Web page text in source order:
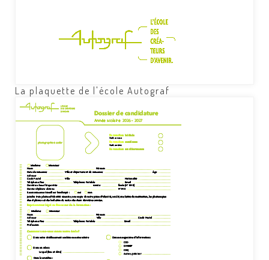
La plaquette de l'école Autograf